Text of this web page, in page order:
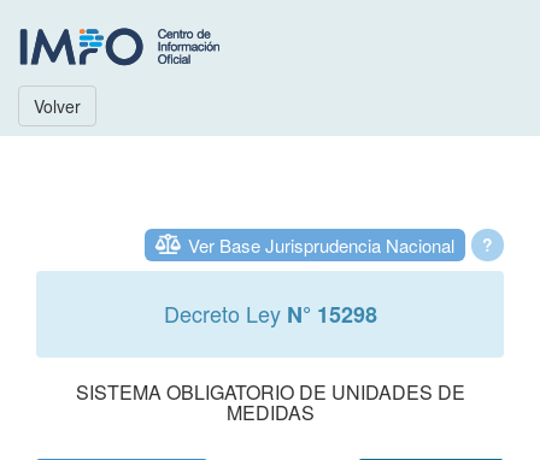
Volver
?
Ver Base Jurisprudencia Nacional
Decreto Ley N° 15298
SISTEMA OBLIGATORIO DE UNIDADES DE
MEDIDAS